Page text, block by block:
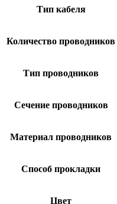
Тип кабеля
Количество проводников
Тип проводников
Сечение проводников
Материал проводников
Способ прокладки
Цвет